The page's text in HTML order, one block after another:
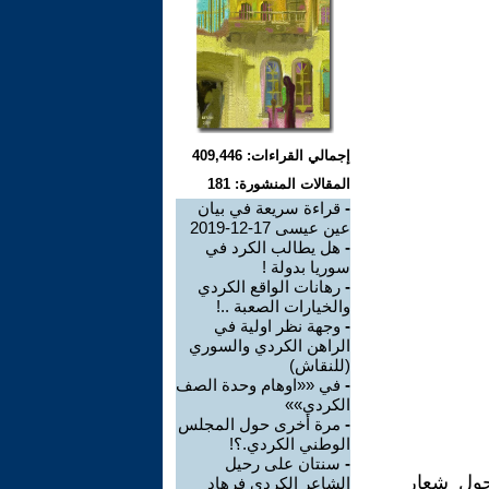
شعار
إجمالي القراءات: 409,446
المقالات المنشورة: 181
- قراءة سريعة في بيان
عين عيسى 17-12-2019
- هل يطالب الكرد في
سوريا بدولة !
- رهانات الواقع الكردي
والخيارات الصعبة ..!
- وجهة نظر اولية في
الراهن الكردي والسوري
(للنقاش)
- في ««اوهام وحدة الصف
الكردي»»
- مرة أخرى حول المجلس
الوطني الكردي.؟!
- سنتان على رحيل
الشاعر الكردي فرهاد